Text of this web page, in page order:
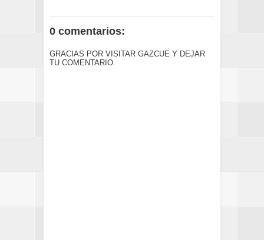
0 comentarios:
GRACIAS POR VISITAR GAZCUE Y DEJAR
TU COMENTARIO.